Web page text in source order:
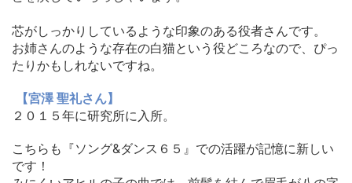
芯がしっかりしているような印象のある役者さんです。
お姉さんのような存在の白猫という役どころなので、 ぴっ
たりかもしれないですね。
【宮澤 聖礼さん】
２０１５年に研究所に入所。
こちらも『ソング&ダンス６５』での活躍が記憶に新しい
です！